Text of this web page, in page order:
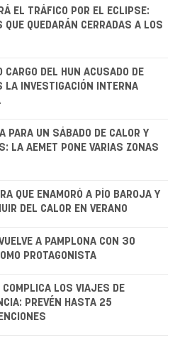
EL TRÁFICO POR EL ECLIPSE:
QUEDARÁN CERRADAS A LOS
DEL HUN ACUSADO DE
LA INVESTIGACIÓN INTERNA
PARA UN SÁBADO DE CALOR Y
LA AEMET PONE VARIAS ZONAS
QUE ENAMORÓ A PÍO BAROJA Y
DEL CALOR EN VERANO
A PAMPLONA CON 30
PROTAGONISTA
COMPLICA LOS VIAJES DE
PREVÉN HASTA 25